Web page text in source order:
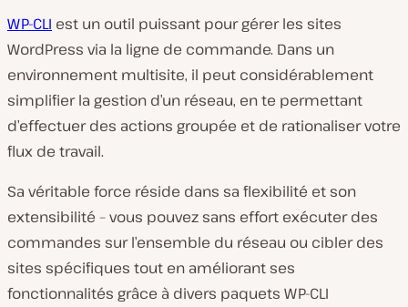
WP-CLI est un outil puissant pour gérer les sites
WordPress via la ligne de commande. Dans un
environnement multisite, il peut considérablement
simplifier la gestion d’un réseau, en te permettant
d’effectuer des actions groupée et de rationaliser votre
flux de travail.
Sa véritable force réside dans sa flexibilité et son
extensibilité – vous pouvez sans effort exécuter des
commandes sur l’ensemble du réseau ou cibler des
sites spécifiques tout en améliorant ses
fonctionnalités grâce à divers paquets WP-CLI